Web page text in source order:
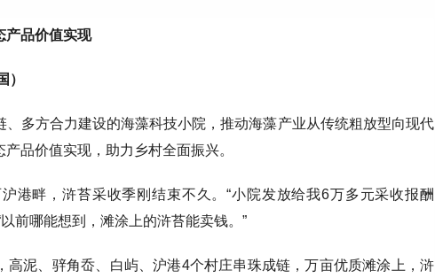
产品价值实现
）
多方合力建设的海藻科技小院，推动海藻产业从传统粗放型向现代
品价值实现，助力乡村全面振兴。
港畔，浒苔采收季刚结束不久。“小院发放给我6万多元采收报酬
前哪能想到，滩涂上的浒苔能卖钱。”
高泥、骍角岙、白屿、沪港4个村庄串珠成链，万亩优质滩涂上，浒